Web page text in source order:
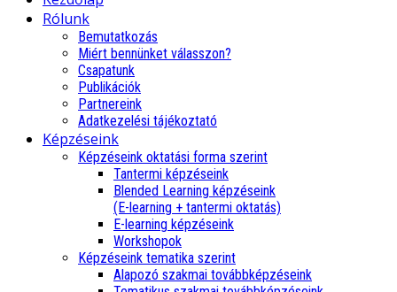
Rólunk
Bemutatkozás
Miért bennünket válasszon?
Csapatunk
Publikációk
Partnereink
Adatkezelési tájékoztató
Képzéseink
Képzéseink oktatási forma szerint
Tantermi képzéseink
Blended Learning képzéseink
(E-learning + tantermi oktatás)
E-learning képzéseink
Workshopok
Képzéseink tematika szerint
Alapozó szakmai továbbképzéseink